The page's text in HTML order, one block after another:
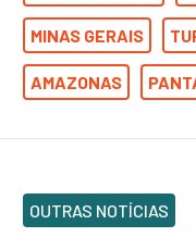
MINAS GERAIS
AMAZONAS
OUTRAS NOTÍCIAS